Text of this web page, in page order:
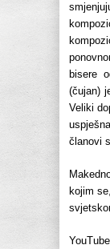
bisere
(čujan)
Veliki
članovi
kojim